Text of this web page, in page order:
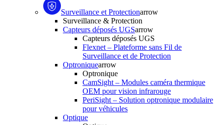
Surveillance et Protectionarrow
Surveillance & Protection
Capteurs déposés UGSarrow
Capteurs déposés UGS
Flexnet – Plateforme sans Fil de
Surveillance et de Protection
Optroniquearrow
Optronique
CamSight – Modules caméra thermique
OEM pour vision infrarouge
PeriSight – Solution optronique modulaire
pour véhicules
Optique